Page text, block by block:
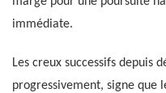
immédiate.
Les creux successifs depuis
progressivement, signe que